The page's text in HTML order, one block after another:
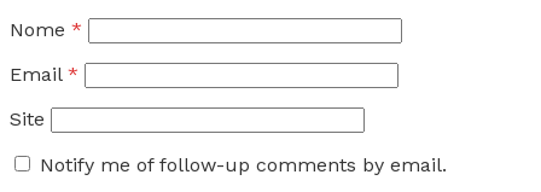
Nome *
Email *
Site
Notify me of follow-up comments by email.